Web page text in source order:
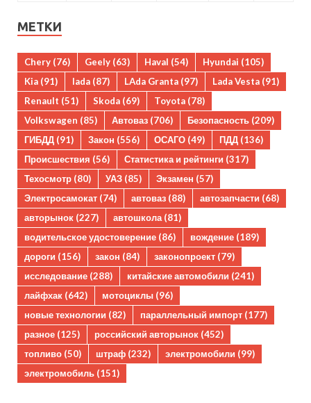
МЕТКИ
Chery (76) Geely (63) Haval (54) Hyundai (105)
Kia (91) lada (87) LAda Granta (97) Lada Vesta (91)
Renault (51) Skoda (69) Toyota (78)
Volkswagen (85) Автоваз (706) Безопасность (209)
ГИБДД (91) Закон (556) ОСАГО (49) ПДД (136)
Происшествия (56) Статистика и рейтинги (317)
Техосмотр (80) УАЗ (85) Экзамен (57)
Электросамокат (74) автоваз (88) автозапчасти (68)
авторынок (227) автошкола(81)
водительское удостоверение (86) вождение (189)
дороги (156) закон (84) законопроект (79)
исследование (288) китайские автомобили (241)
лайфхак (642) мотоциклы (96)
новые технологии (82) параллельный импорт (177)
разное (125) российский авторынок (452)
топливо (50) штраф (232) электромобили (99)
электромобиль (151)